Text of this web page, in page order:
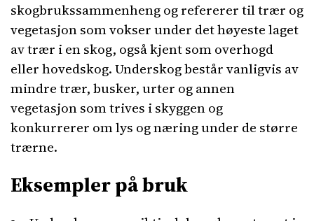
skogbrukssammenheng og refererer til trær og
vegetasjon som vokser under det høyeste laget
av trær i en skog, også kjent som overhogd
eller hovedskog. Underskog består vanligvis av
mindre trær, busker, urter og annen
vegetasjon som trives i skyggen og
konkurrerer om lys og næring under de større
trærne.
Eksempler på bruk